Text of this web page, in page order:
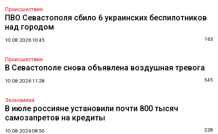
Происшествия
ПВО Севастополя сбило 6 украинских беспилотников
над городом
10.08.2026 10:45 163
Происшествия
В Севастополе снова объявлена воздушная тревога
10.08.2026 11:28 545
Экономика
В июле россияне установили почти 800 тысяч
самозапретов на кредиты
10.08.2026 08:50 228